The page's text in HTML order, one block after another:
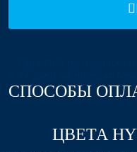
СПОСОБЫ
ЦВЕТА